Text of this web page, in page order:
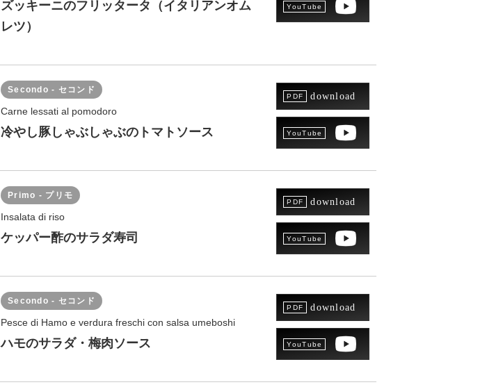
ズッキーニのフリッタータ（イタリアンオム
レツ）
Secondo - セコンド
Carne lessati al pomodoro
冷やし豚しゃぶしゃぶのトマトソース
download
Primo - プリモ
Insalata di riso
ケッパー酢のサラダ寿司
download
Secondo - セコンド
Pesce di Hamo e verdura freschi con salsa umeboshi
ハモのサラダ・梅肉ソース
download